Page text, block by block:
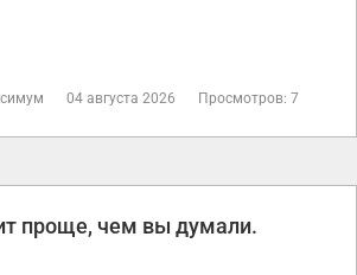
04 августа 2026 Просмотров: 7
проще, чем вы думали.